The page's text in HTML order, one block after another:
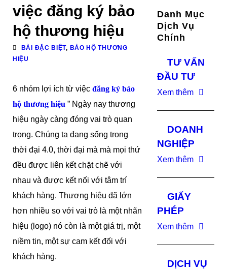
việc đăng ký bảo
hộ thương hiệu
BÀI ĐẶC BIỆT, BẢO HỘ THƯƠNG
HIỆU
6 nhóm lợi ích từ việc đăng ký bảo
hộ thương hiệu ” Ngày nay thương
hiệu ngày càng đóng vai trò quan
trọng. Chúng ta đang sống trong
thời đại 4.0, thời đại mà mà mọi thứ
đều được liên kết chặt chẽ với
nhau và được kết nối với tâm trí
khách hàng. Thương hiệu đã lớn
hơn nhiều so với vai trò là một nhãn
hiệu (logo) nó còn là một giá trị, một
niềm tin, một sự cam kết đối với
khách hàng.
Danh Mục
Dịch Vụ
Chính
TƯ VẤN
ĐẦU TƯ
Xem thêm
DOANH
NGHIỆP
Xem thêm
GIẤY
PHÉP
Xem thêm
DỊCH VỤ